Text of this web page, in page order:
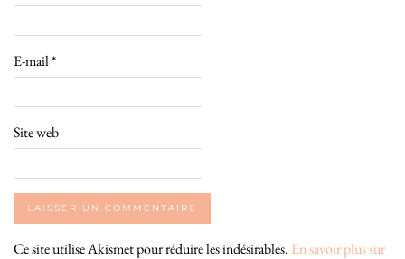
E-mail*
Site web
Ce site utilise Akismet pour réduire les indésirables. En savoir plus sur